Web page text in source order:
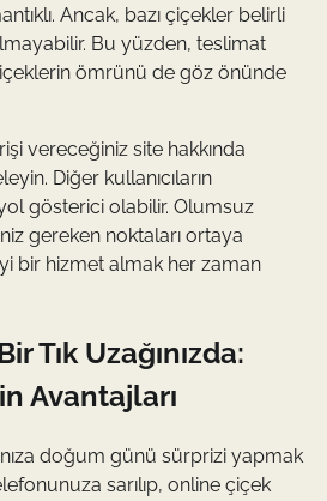
Ancak, bazı çiçekler belirli
Bu yüzden, teslimat
ömrünü de göz önünde
vereceğiniz site hakkında
Diğer kullanıcıların
gösterici olabilir. Olumsuz
gereken noktaları ortaya
bir hizmet almak her zaman
Tık Uzağınızda:
Avantajları
doğum günü sürprizi yapmak
sarılıp, online çiçek